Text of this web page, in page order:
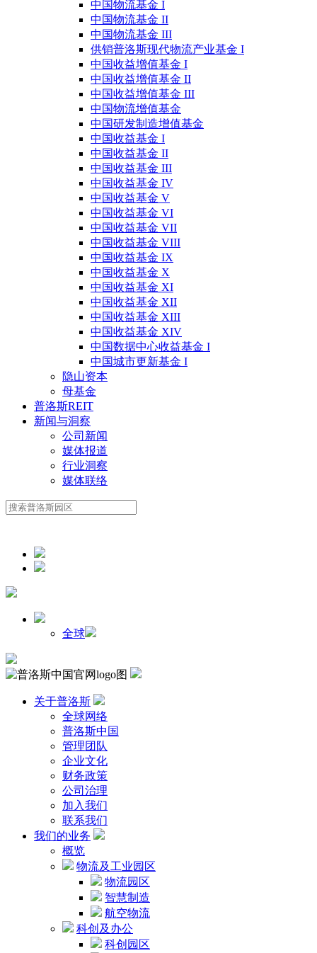
中国物流基金 I
中国物流基金 II
中国物流基金 III
供销普洛斯现代物流产业基金 I
中国收益增值基金 I
中国收益增值基金 II
中国收益增值基金 III
中国物流增值基金
中国研发制造增值基金
中国收益基金 I
中国收益基金 II
中国收益基金 III
中国收益基金 IV
中国收益基金 V
中国收益基金 VI
中国收益基金 VII
中国收益基金 VIII
中国收益基金 IX
中国收益基金 X
中国收益基金 XI
中国收益基金 XII
中国收益基金 XIII
中国收益基金 XIV
中国数据中心收益基金 I
中国城市更新基金 I
隐山资本
母基金
普洛斯REIT
新闻与洞察
公司新闻
媒体报道
行业洞察
媒体联络
全球
关于普洛斯
全球网络
普洛斯中国
管理团队
企业文化
财务政策
公司治理
加入我们
联系我们
我们的业务
概览
物流及工业园区
物流园区
智慧制造
航空物流
科创及办公
科创园区